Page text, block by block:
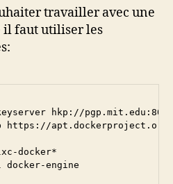
travailler avec une
il faut utiliser les
hkp://pgp.mit.edu:80 --
https://
docker*